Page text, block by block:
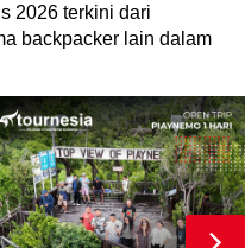
2026 terkini dari
backpacker lain dalam